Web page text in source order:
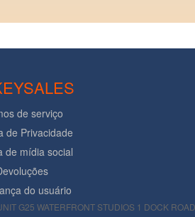
de serviço
de Privacidade
de mídia social
do usuário
G25 WATERFRONT STUDIOS 1 DOCK